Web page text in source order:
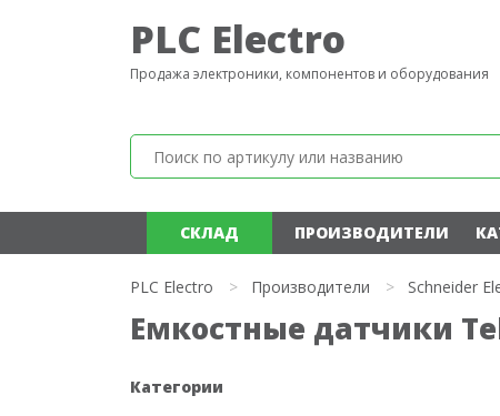
PLC Electro
Продажа электроники, компонентов и оборудования
СКЛАД ПРОИЗВОДИТЕЛИ
PLC Electro > Производители > Schneider
Емкостные датчики
Категории